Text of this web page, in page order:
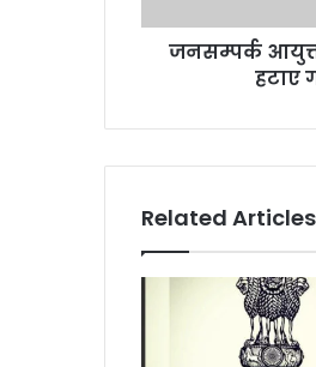
गए
राजेशजनसम्पर्क
हटाए
Related Articles